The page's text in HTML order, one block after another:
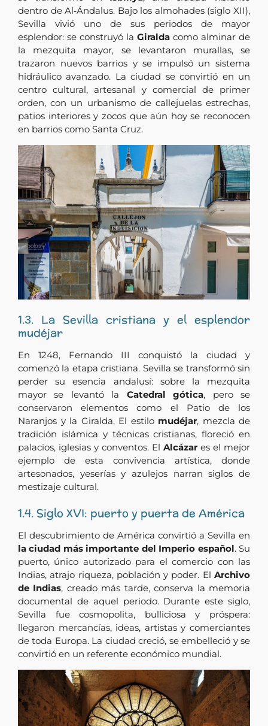
dentro de Al‑Ándalus. Bajo los almohades (siglo XII),
Sevilla vivió uno de sus periodos de mayor
esplendor: se construyó la Giralda como alminar de
la mezquita mayor, se levantaron murallas, se
trazaron nuevos barrios y se impulsó un sistema
hidráulico avanzado. La ciudad se convirtió en un
centro cultural, artesanal y comercial de primer
orden, con un urbanismo de callejuelas estrechas,
patios interiores y zocos que aún hoy se reconocen
en barrios como Santa Cruz.
1.3. La Sevilla cristiana y el esplendor
mudéjar
En 1248, Fernando III conquistó la ciudad y
comenzó la etapa cristiana. Sevilla se transformó sin
perder su esencia andalusí: sobre la mezquita
mayor se levantó la Catedral gótica, pero se
conservaron elementos como el Patio de los
Naranjos y la Giralda. El estilo mudéjar, mezcla de
tradición islámica y técnicas cristianas, floreció en
palacios, iglesias y conventos. El Alcázar es el mejor
ejemplo de esta convivencia artística, donde
artesonados, yeserías y azulejos narran siglos de
mestizaje cultural.
1.4. Siglo XVI: puerto y puerta de América
El descubrimiento de América convirtió a Sevilla en
la ciudad más importante del Imperio español. Su
puerto, único autorizado para el comercio con las
Indias, atrajo riqueza, población y poder. El Archivo
de Indias, creado más tarde, conserva la memoria
documental de aquel periodo. Durante este siglo,
Sevilla fue cosmopolita, bulliciosa y próspera:
llegaron mercancías, ideas, artistas y comerciantes
de toda Europa. La ciudad creció, se embelleció y se
convirtió en un referente económico mundial.